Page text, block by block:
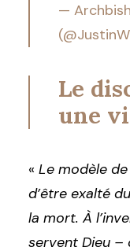
—
Le
une
« Le modèle
d’être exalté
la mort. À
servent Dieu –